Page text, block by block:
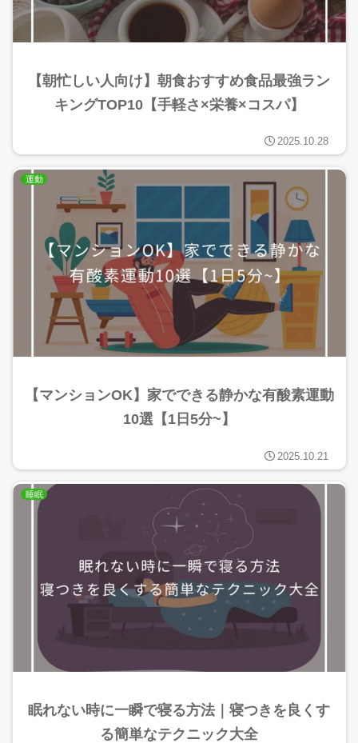
【朝忙しい人向け】朝食おすすめ食品最強ラン
キングTOP10【手軽さ×栄養×コスパ】
2025.10.28
運動
【マンションOK】家でできる静かな有酸素運動
10選【1日5分~】
2025.10.21
睡眠
眠れない時に一瞬で寝る方法｜寝つきを良くす
る簡単なテクニック大全